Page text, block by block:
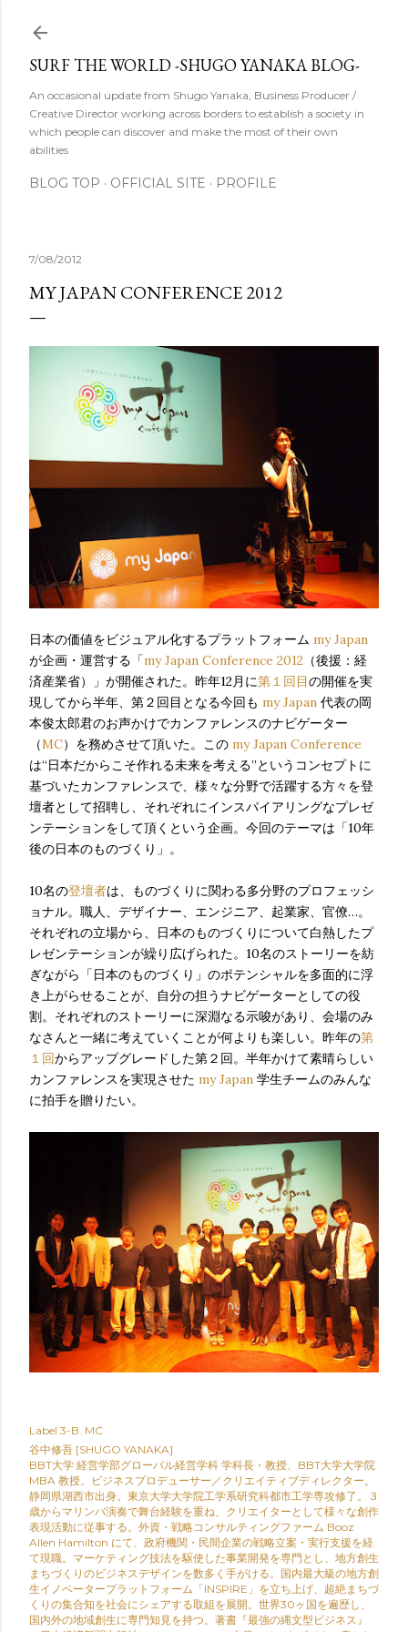
SURF THE WORLD -SHUGO YANAKA BLOG-
An occasional update from Shugo Yanaka, Business Producer /
Creative Director working across borders to establish a society in
which people can discover and make the most of their own
abilities
BLOG TOP OFFICIAL SITE PROFILE
7/08/2012
MY JAPAN CONFERENCE 2012
日本の価値をビジュアル化するプラットフォーム my Japan
が企画・運営する「my Japan Conference 2012 （後援：経
済産業省）」が開催された。昨年12月に第１回目の開催を実
現してから半年、第２回目となる今回も my Japan 代表の岡
本俊太郎君のお声かけでカンファレンスのナビゲーター
（MC）を務めさせて頂いた。この my Japan Conference
は“日本だからこそ作れる未来を考える”というコンセプトに
基づいたカンファレンスで、様々な分野で活躍する方々を登
壇者として招聘し、それぞれにインスパイアリングなプレゼ
ンテーションをして頂くという企画。今回のテーマは「10年
後の日本のものづくり」。
10名の登壇者は、ものづくりに関わる多分野のプロフェッシ
ョナル。職人、デザイナー、エンジニア、起業家、官僚…。
それぞれの立場から、日本のものづくりについて白熱したプ
レゼンテーションが繰り広げられた。10名のストーリーを紡
ぎながら「日本のものづくり」のポテンシャルを多面的に浮
き上がらせることが、自分の担うナビゲーターとしての役
割。それぞれのストーリーに深淵なる示唆があり、会場のみ
なさんと一緒に考えていくことが何よりも楽しい。昨年の第
１回からアップグレードした第２回。半年かけて素晴らしい
カンファレンスを実現させた my Japan 学生チームのみんな
に拍手を贈りたい。
Label 3-B. MC
谷中修吾 [SHUGO YANAKA]
BBT大学 経営学部グローバル経営学科 学科長・教授、BBT大学大学院
MBA 教授。ビジネスプロデューサー／クリエイティブディレクター。
静岡県湖西市出身。東京大学大学院工学系研究科都市工学専攻修了。３
歳からマリンバ演奏で舞台経験を重ね、クリエイターとして様々な創作
表現活動に従事する。外資・戦略コンサルティングファーム Booz
Allen Hamilton にて、政府機関・民間企業の戦略立案・実行支援を経
て現職。マーケティング技法を駆使した事業開発を専門とし、地方創生
まちづくりのビジネスデザインを数多く手がける。国内最大級の地方創
生イノベータープラットフォーム「INSPIRE」を立ち上げ、超絶まちづ
くりの集合知を社会にシェアする取組を展開。世界30ヶ国を遍歴し、
国内外の地域創生に専門知見を持つ。著書『最強の縄文型ビジネス』